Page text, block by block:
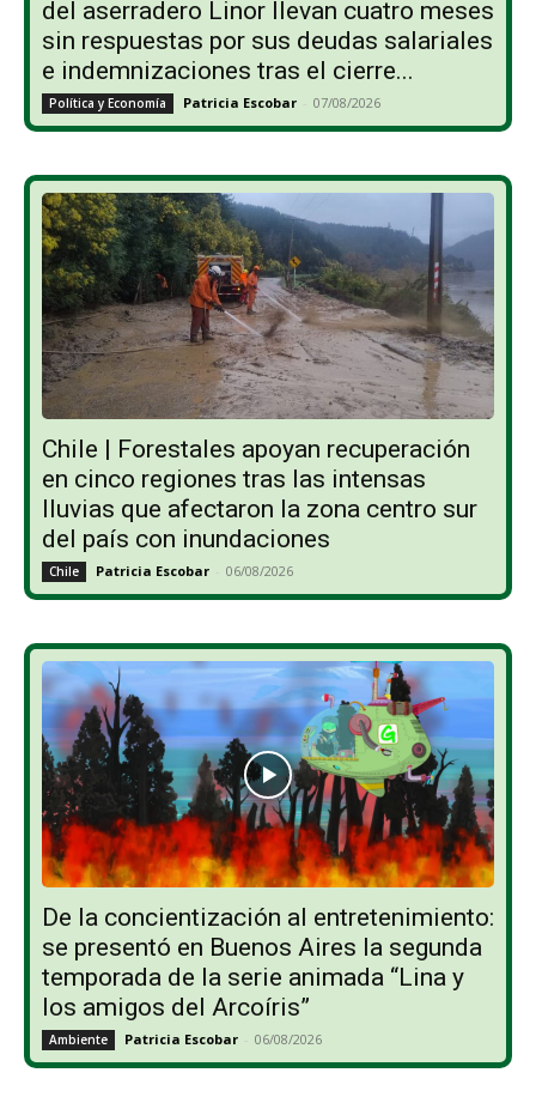
del aserradero Linor llevan cuatro meses
sin respuestas por sus deudas salariales
e indemnizaciones tras el cierre...
Política y Economía Patricia Escobar - 07/08/2026
Chile | Forestales apoyan recuperación
en cinco regiones tras las intensas
lluvias que afectaron la zona centro sur
del país con inundaciones
Chile Patricia Escobar - 06/08/2026
De la concientización al entretenimiento:
se presentó en Buenos Aires la segunda
temporada de la serie animada “Lina y
los amigos del Arcoíris”
Ambiente Patricia Escobar - 06/08/2026